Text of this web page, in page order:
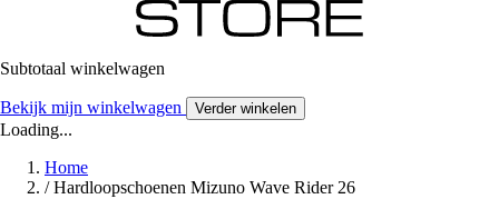
Subtotaal winkelwagen
Bekijk mijn winkelwagen Verder winkelen
Loading...
Home
/ Hardloopschoenen Mizuno Wave Rider 26